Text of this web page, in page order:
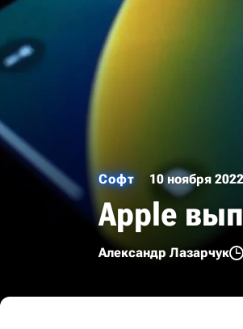
Софт 10 ноября 2022
Apple
Александр Лазарчук